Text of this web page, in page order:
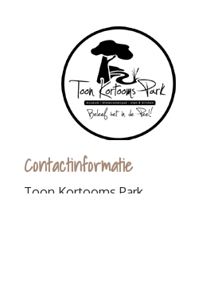
Contactinformatie
Toon Kortooms Park